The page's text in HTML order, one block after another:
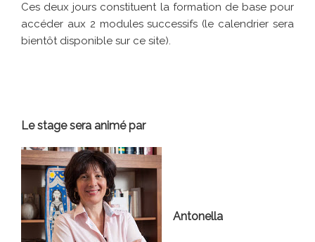
Ces deux jours constituent la formation de base pour
accéder aux 2 modules successifs (le calendrier sera
bientôt disponible sur ce site).
Le stage sera animé par
Antonella